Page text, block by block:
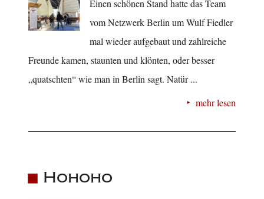
Einen schönen Stand hatte das Team
vom Netzwerk Berlin um Wulf Fiedler
mal wieder aufgebaut und zahlreiche
Freunde kamen, staunten und klönten, oder besser
„quatschten“ wie man in Berlin sagt. Natür ...
mehr lesen
Hohoho